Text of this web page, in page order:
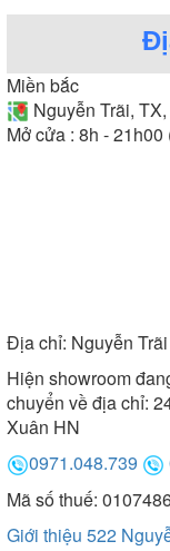
Miền bắc
Nguyễn Trãi,
Mở cửa : 8h -
Địa chỉ: Nguyễn
Hiện showroom đang sửa chữa, mọi giao dịch vui lòng
chuyển về địa chỉ:
Xuân HN
0971.048.739
Mã số thuế:
Giới thiệu 522